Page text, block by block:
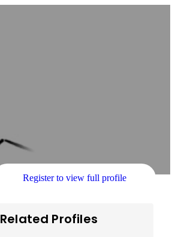
Register to view full profile
Related Profiles